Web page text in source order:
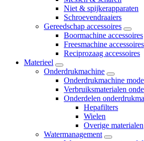
Niet & spijkerapparaten
Schroevendraaiers
Gereedschap accessoires
Boormachine accessoires
Freesmachine accessoires
Reciprozaag accessoires
Materieel
Onderdrukmachine
Onderdrukmachine
Verbruiksmaterialen
Onderdelen
Hepafilters
Wielen
Overige materialen
Watermanagement